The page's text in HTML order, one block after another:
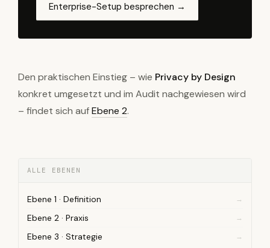
Enterprise-Setup besprechen →
Den praktischen Einstieg – wie Privacy by Design
konkret umgesetzt und im Audit nachgewiesen wird
– findet sich aufEbene 2.
ALLE EBENEN
Ebene 1 · Definition
Ebene 2 · Praxis
Ebene 3 · Strategie